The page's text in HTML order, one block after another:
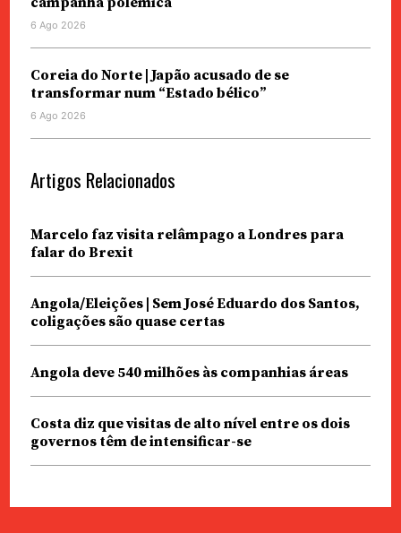
6 Ago 2026
Coreia do Norte | Japão acusado de se
transformar num “Estado bélico”
6 Ago 2026
Artigos Relacionados
Marcelo faz visita relâmpago a Londres para
falar do Brexit
Angola/Eleições | Sem José Eduardo dos Santos,
coligações são quase certas
Angola deve 540 milhões às companhias áreas
Costa diz que visitas de alto nível entre os dois
governos têm de intensificar-se